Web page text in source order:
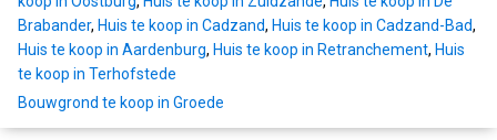
Brabander, Huis te koop in Cadzand, Huis te koop in Cadzand-Bad,
Huis te koop in Aardenburg, Huis te koop in Retranchement, Huis
te koop in Terhofstede
Bouwgrond te koop in Groede